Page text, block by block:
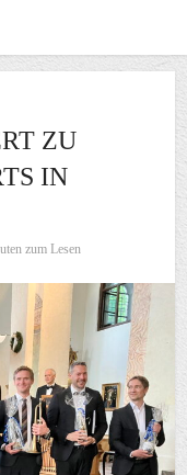
ZU
IN
zum Lesen